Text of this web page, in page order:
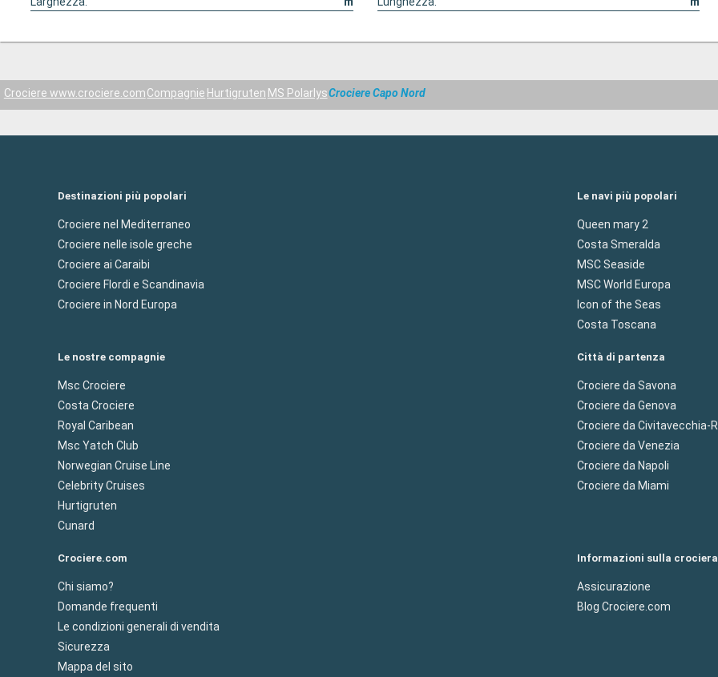
Crociere www.crociere.comCompagnie Hurtigruten MS PolarlysCrociere Capo Nord
Destinazioni più popolari
Crociere nel Mediterraneo
Crociere nelle isole greche
Crociere ai Caraibi
Crociere Flordi e Scandinavia
Crociere in Nord Europa
Le navi più popolari
Queen mary 2
Costa Smeralda
MSC Seaside
MSC World Europa
Icon of the Seas
Costa Toscana
Le nostre compagnie
Msc Crociere
Costa Crociere
Royal Caribean
Msc Yatch Club
Norwegian Cruise Line
Celebrity Cruises
Hurtigruten
Cunard
Città di partenza
Crociere da Savona
Crociere da Genova
Crociere da Civitavecchia-
Crociere da Venezia
Crociere da Napoli
Crociere da Miami
Crociere.com
Chi siamo?
Domande frequenti
Le condizioni generali di vendita
Sicurezza
Mappa del sito
Informazioni sulla crociera
Assicurazione
Blog Crociere.com